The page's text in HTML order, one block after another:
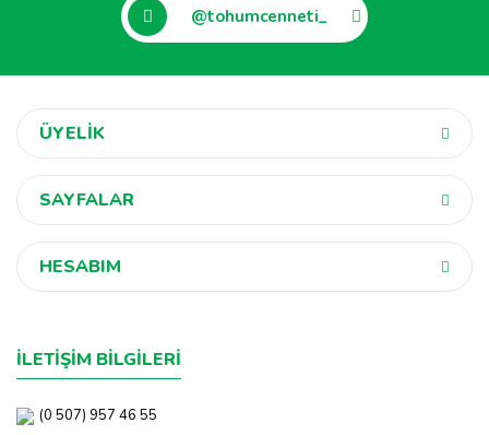
@tohumcenneti_
ÜYELİK
SAYFALAR
HESABIM
İLETİŞİM BİLGİLERİ
(0 507) 957 46 55